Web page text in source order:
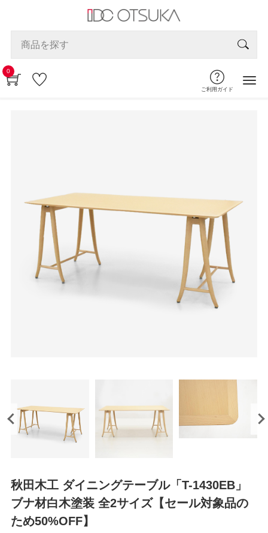
0
ご利用ガイド
秋田木工 ダイニングテーブル「T-1430EB」
ブナ材白木塗装 全2サイズ【セール対象品の
ため50%OFF】